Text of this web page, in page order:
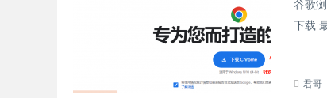
谷歌浏览器
君哥